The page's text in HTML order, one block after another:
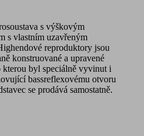
s výškovým
s vlastním uzavřeným
reproduktory jsou
konstruované a upravené
byl speciálně vyvinut i
bassreflexovému otvoru
se prodává samostatně.